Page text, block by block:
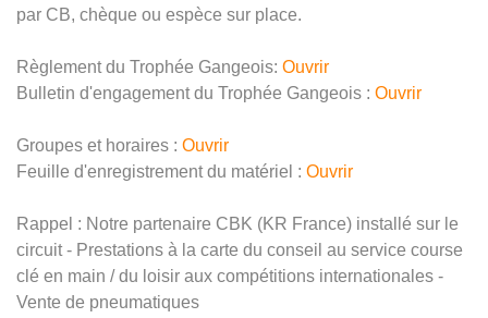
par CB, chèque ou espèce sur place.
Règlement du Trophée Gangeois: Ouvrir
Bulletin d'engagement du Trophée Gangeois : Ouvrir
Groupes et horaires : Ouvrir
Feuille d'enregistrement du matériel : Ouvrir
Rappel : Notre partenaire CBK (KR France) installé sur le
circuit - Prestations à la carte du conseil au service course
clé en main / du loisir aux compétitions internationales -
Vente de pneumatiques